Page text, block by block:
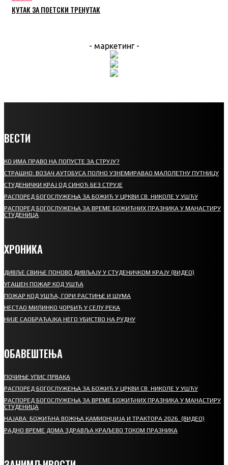
КУТАК ЗА ПОЕТСКИ ТРЕНУТАК
- маркетинг -
ВЕСТИ
КО ИМА ПРАВО НА ПОПУСТЕ ЗА СТРУЈУ?
СТРАШНО: ВОЗАЧ АУТОБУСА ПОЛНО УЗНЕМИРАВАО МАЛОЛЕТНУ ПУТНИЦУ
СТУДЕНИЧКИ КРАЈ ОД СИНОЋ БЕЗ СТРУЈЕ
РАСПОРЕД БОГОСЛУЖЕЊА ЗА БОЖИЋ У ЦРКВИ СВ. НИКОЛЕ У УШЋУ
РАСПОРЕД БОГОСЛУЖЕЊА ЗА ВРЕМЕ БОЖИЋНИХ ПРАЗНИКА У МАНАСТИРУ
СТУДЕНИЦА
ХРОНИКА
ДИВЉЕ СВИЊЕ ПОНОВО ДИВЉАЈУ У СТУДЕНИЧКОМ КРАЈУ (ВИДЕО)
УГАШЕН ПОЖАР КОД УШЋА
ПОЖАР КОД УШЋА, ГОРИ РАСТИЊЕ И ШУМА
НЕСТАО МИЛИНКО ЧОРБИЋ У СЕЛУ РЕКА
НИЈЕ САОБРАЋАЈКА НЕГО УБИСТВО НА РУДНУ
ОБАВЕШТЕЊА
ПОЧИЊЕ УПИС ПРВАКА
РАСПОРЕД БОГОСЛУЖЕЊА ЗА БОЖИЋ У ЦРКВИ СВ. НИКОЛЕ У УШЋУ
РАСПОРЕД БОГОСЛУЖЕЊА ЗА ВРЕМЕ БОЖИЋНИХ ПРАЗНИКА У МАНАСТИРУ
СТУДЕНИЦА
НАЈАВА: БОЖИЋНА ВОЖЊА КАМИОНЏИЈА И ТРАКТОРА 2026. (ВИДЕО)
РАДНО ВРЕМЕ ДОМА ЗДРАВЉА КРАЉЕВО ТОКОМ ПРАЗНИКА